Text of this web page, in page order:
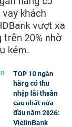
khách
vượt xa
trên 20% nhờ
kém.
TOP 10 ngân
hàng có thu
nhập lãi thuần
cao nhất nửa
đầu năm 2026:
VietinBank